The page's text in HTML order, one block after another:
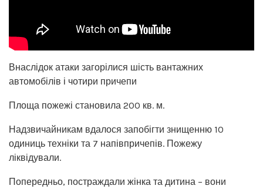
Внаслідок атаки загорілися шість вантажних
автомобілів і чотири причепи
Площа пожежі становила 200 кв. м.
Надзвичайникам вдалося запобігти знищенню 10
одиниць техніки та 7 напівпричепів. Пожежу
ліквідували.
Попередньо, постраждали жінка та дитина – вони